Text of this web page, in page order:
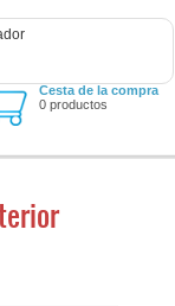
Cesta de la compra
0 productos